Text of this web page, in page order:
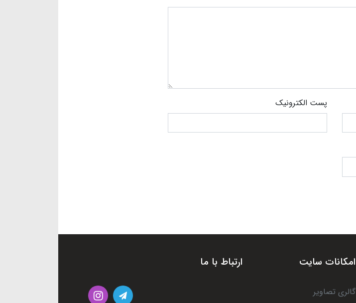
پست الکترونیک
امکانات سایت
گالری تصاویر
ارتباط با ما